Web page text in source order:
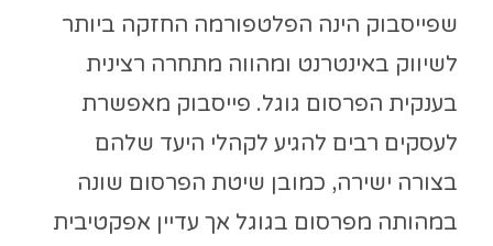
שפייסבוק הינה הפלטפורמה החזקה ביותר
לשיווק באינטרנט ומהווה מתחרה רצינית
בענקית הפרסום גוגל. פייסבוק מאפשרת
לעסקים רבים להגיע לקהלי היעד שלהם
בצורה ישירה, כמובן שיטת הפרסום שונה
במהותה מפרסום בגוגל אך עדיין אפקטיבית